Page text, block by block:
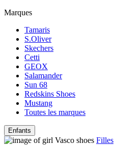
Marques
Tamaris
S.Oliver
Skechers
Cetti
GEOX
Salamander
Sun 68
Redskins Shoes
Mustang
Toutes les marques
Enfants
Filles